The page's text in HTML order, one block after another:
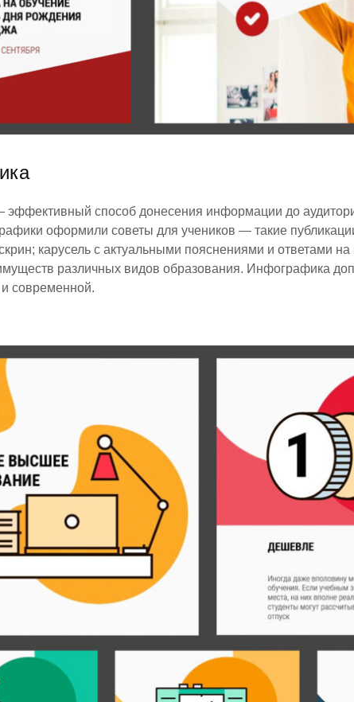
способ донесения информации до
оформили советы для учеников — такие
карусель с актуальными пояснениями и ответами
различных видов образования. Инфографика
современной.